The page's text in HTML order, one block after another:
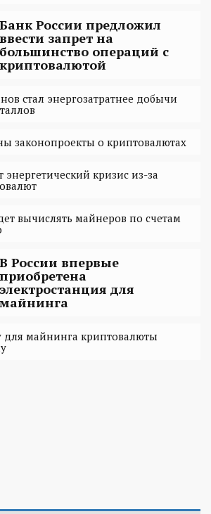
Банк России предложил
ввести запрет на
большинство операций с
криптовалютой
стал энергозатратнее добычи
законопроекты о криптовалютах
кризис из-за
вычислять майнеров по счетам
В России впервые
приобретена
электростанция для
майнинга
для майнинга криптовалюты